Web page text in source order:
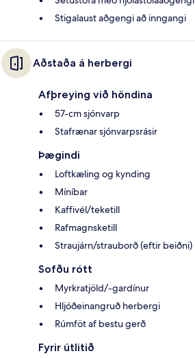
Stigalaust aðgengi að inngangi
Aðstaða á herbergi
Afþreying við höndina
57-cm sjónvarp
Stafrænar sjónvarpsrásir
Þægindi
Loftkæling og kynding
Míníbar
Kaffivél/teketill
Rafmagnsketill
Straujárn/strauborð (eftir beiðni)
Sofðu rótt
Myrkratjöld/-gardínur
Hljóðeinangruð herbergi
Rúmföt af bestu gerð
Fyrir útlitið